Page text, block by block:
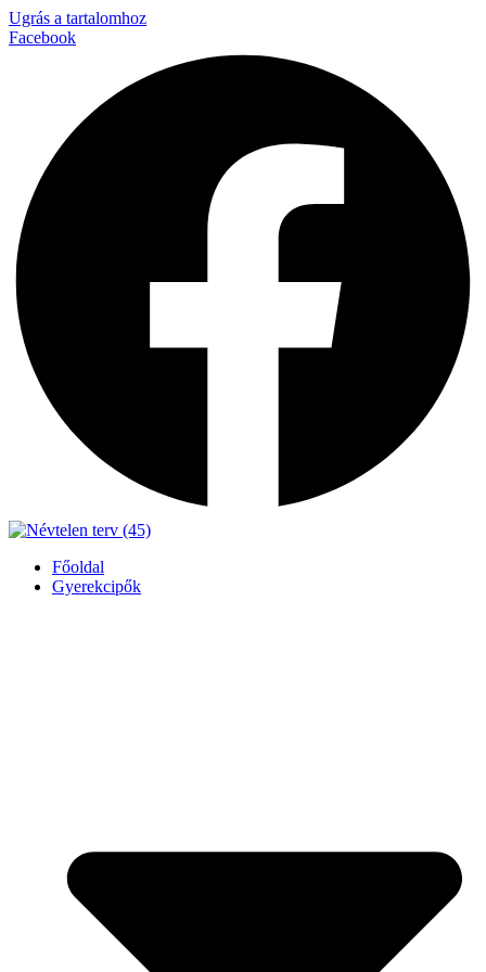
Ugrás a tartalomhoz
Facebook
Főoldal
Gyerekcipők